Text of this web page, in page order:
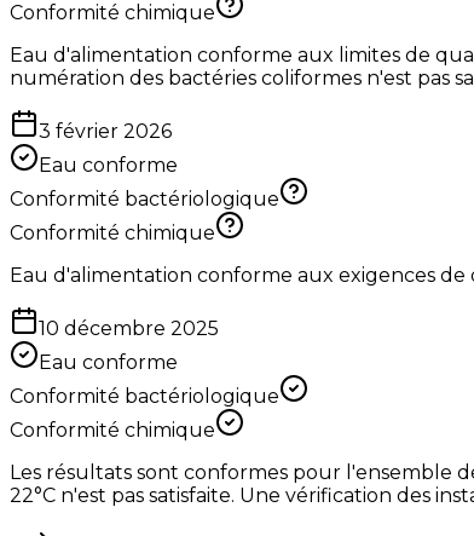
Conformité chimique
Eau d'alimentation conforme aux limites de
numération des bactéries coliformes n'est pas
3 février 2026
Eau conforme
Conformité bactériologique
Conformité chimique
Eau d'alimentation conforme aux exigences
10 décembre 2025
Eau conforme
Conformité bactériologique
Conformité chimique
Les résultats sont conformes pour l'ensemble
22°C n'est pas satisfaite. Une vérification des